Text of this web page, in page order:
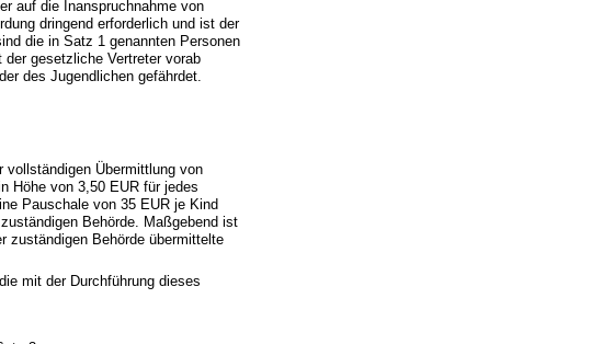
auf die Inanspruchnahme von
dringend erforderlich und ist der
die in Satz 1 genannten Personen
gesetzliche Vertreter vorab
des Jugendlichen gefährdet.
Übermittlung von
Höhe von 3,50 EUR für jedes
Pauschale von 35 EUR je Kind
Behörde. Maßgebend ist
zuständigen Behörde übermittelte
mit der Durchführung dieses